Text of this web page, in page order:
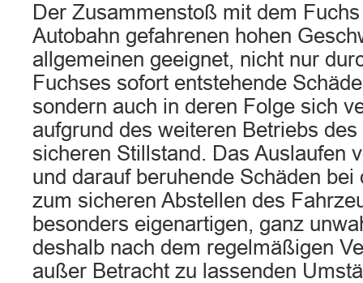
Der Zusammenstoß mit dem
Autobahn gefahrenen hohen
allgemeinen geeignet, nicht nur
Fuchses sofort entstehende
sondern auch in deren Folge sich
aufgrund des weiteren Betriebs
sicheren Stillstand. Das Auslaufen
und darauf beruhende Schäden
zum sicheren Abstellen des
besonders eigenartigen, ganz
deshalb nach dem regelmäßigen
außer Betracht zu lassenden